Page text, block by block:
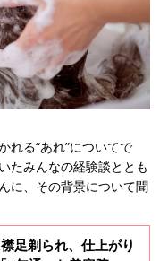
れる“あれ”についてで
たみんなの経験談ととも
に、その背景について聞
足剃られ、仕上がり